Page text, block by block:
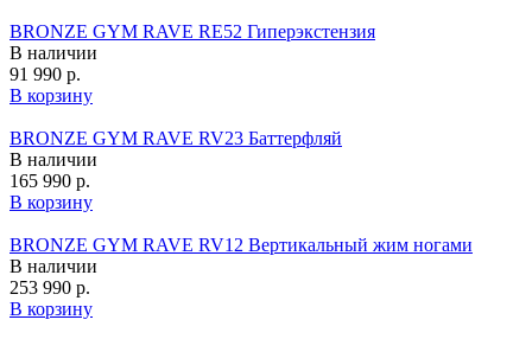
BRONZE GYM RAVE RE52 Гиперэкстензия
В наличии
91 990 р.
В корзину
BRONZE GYM RAVE RV23 Баттерфляй
В наличии
165 990 р.
В корзину
BRONZE GYM RAVE RV12 Вертикальный жим ногами
В наличии
253 990 р.
В корзину